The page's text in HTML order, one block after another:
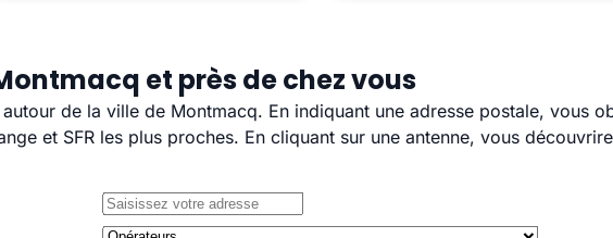
et près de chez vous
de la ville de Montmacq. En indiquant une adresse postale, vous
et SFR les plus proches. En cliquant sur une antenne, vous